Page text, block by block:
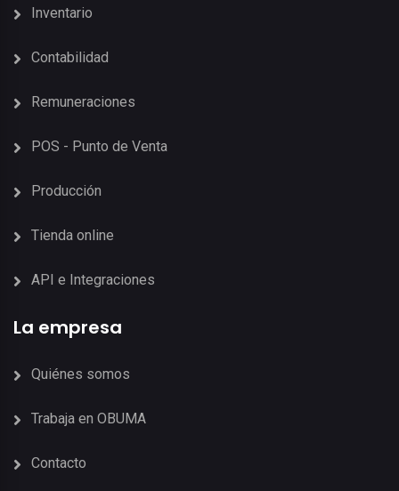
Inventario
Contabilidad
Remuneraciones
POS - Punto de Venta
Producción
Tienda online
API e Integraciones
La empresa
Quiénes somos
Trabaja en OBUMA
Contacto